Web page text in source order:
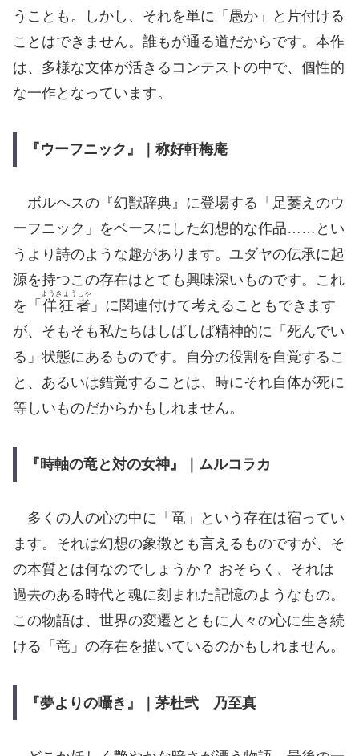
うことも。しかし、それを単に「愚か」と片付ける
ことはできません。誰もが通る道だからです。本作
は、多様な文体が活きるコンテストの中で、個性的
な一作となっています。
『ウーフニック』｜称好軒梅庵
ボルヘスの『幻獣辞典』に登場する「足萎えのウ
ーフニック」をベースにした幻想的な作品……とい
うより詩のような趣があります。ユダヤの伝承に起
源を持つこの存在はとても興味深いものです。これ
を「 佯狂者
ようきょうしゃ
」に関連付けて考えることもできます
が、そもそも私たちはしばしば精神的に「死んでい
る」状態にあるものです。自分の役割を自覚するこ
と、あるいは錯覚することは、時にそれ自体が死に
等しいものだからかもしれません。
『時軸の竜と対の女神』｜ムルコラカ
多くの人の心の中に「竜」という存在は宿ってい
ます。それは幻想の象徴とも言えるものですが、そ
の本質とは何なのでしょうか？ おそらく、それは
過去のある時代と魂に刻まれた記憶のようなもの。
この物語は、世界の変遷とともに人々の心に生き続
ける「竜」の存在を描いているのかもしれません。
『夢よりの囁き』｜茅杜弐 乃至真